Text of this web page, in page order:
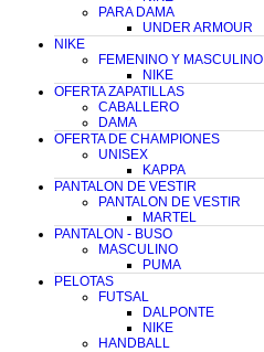
PARA DAMA
UNDER ARMOUR
NIKE
FEMENINO Y MASCULINO
NIKE
OFERTA ZAPATILLAS
CABALLERO
DAMA
OFERTA DE CHAMPIONES
UNISEX
KAPPA
PANTALON DE VESTIR
PANTALON DE VESTIR
MARTEL
PANTALON - BUSO
MASCULINO
PUMA
PELOTAS
FUTSAL
DALPONTE
NIKE
HANDBALL